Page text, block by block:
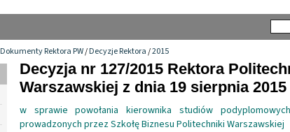
Dokumenty Rektora PW/Decyzje Rektora/2015
Decyzja nr 127/2015 Rektora
Warszawskiej z dnia 19 sierpnia 2015
w sprawie powołania kierownika studiów
prowadzonych przez Szkołę Biznesu Politechniki Warszawskiej